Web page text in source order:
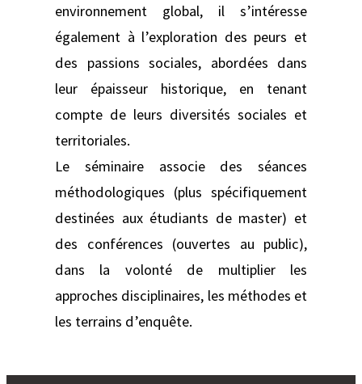
environnement global, il s’intéresse
également à l’exploration des peurs et
des passions sociales, abordées dans
leur épaisseur historique, en tenant
compte de leurs diversités sociales et
territoriales.
Le séminaire associe des séances
méthodologiques (plus spécifiquement
destinées aux étudiants de master) et
des conférences (ouvertes au public),
dans la volonté de multiplier les
approches disciplinaires, les méthodes et
les terrains d’enquête.